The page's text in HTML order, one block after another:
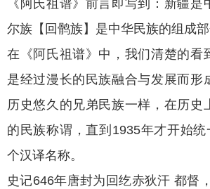
《阿氏祖谱》前言即写到：新疆
尔族【回鹘族】是中华民族的组成部
在《阿氏祖谱》中，我们清楚的看
是经过漫长的民族融合与发展而形
历史悠久的兄弟民族一样，在历史
的民族称谓，直到1935年才开始统
个汉译名称。
史记646年唐封为回纥赤狄汗 都督